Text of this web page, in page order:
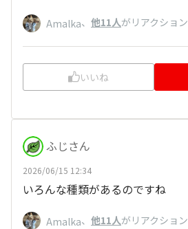
Amalka、 他11人がリアクション
いいね
ふじさん
2026/06/15 12:34
いろんな種類があるのですね
Amalka、 他11人がリアクション